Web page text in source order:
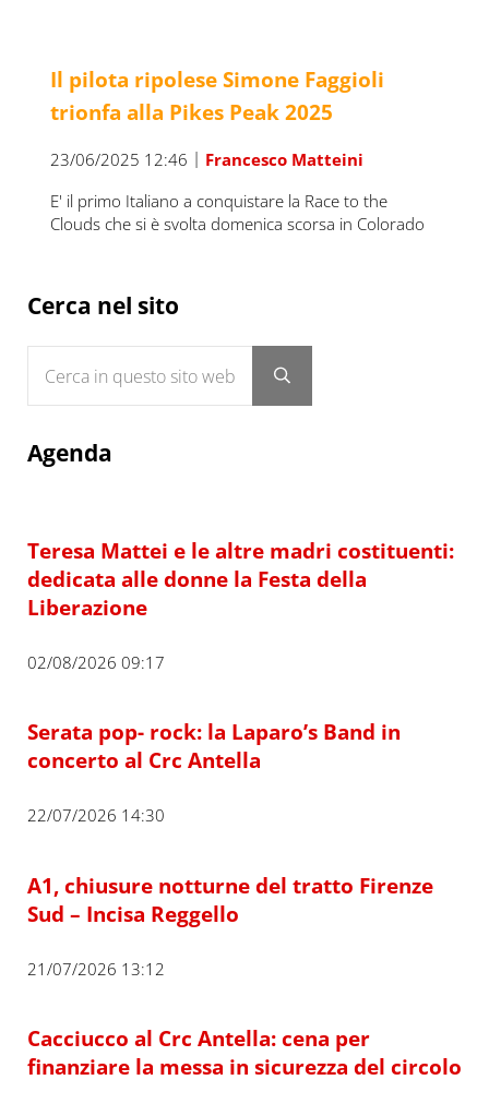
Il pilota ripolese Simone Faggioli
trionfa alla Pikes Peak 2025
23/06/2025 12:46 | Francesco Matteini
E' il primo Italiano a conquistare la Race to the
Clouds che si è svolta domenica scorsa in Colorado
Sidebar
Cerca nel sito
Submit search
Agenda
Teresa Mattei e le altre madri costituenti:
dedicata alle donne la Festa della
Liberazione
02/08/2026 09:17
Serata pop- rock: la Laparo’s Band in
concerto al Crc Antella
22/07/2026 14:30
A1, chiusure notturne del tratto Firenze
Sud – Incisa Reggello
21/07/2026 13:12
Cacciucco al Crc Antella: cena per
finanziare la messa in sicurezza del circolo